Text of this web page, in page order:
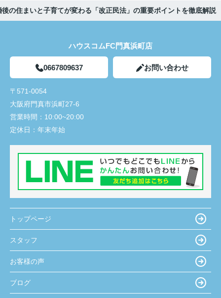
の住まいと子育てが変わる「改正民法」の重要ポイントを徹底解説
ハウスコムFC門真浜町店
0667809637 お問い合わせ
〒571-0054
大阪府門真市浜町27-6
営業時間： 10:00~20:00
定休日： 年末年始
トップページ
スタッフ
お客様の声
ブログ